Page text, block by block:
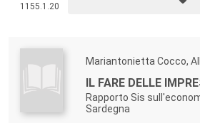
1155.1.20
Mariantonietta Cocco,
IL FARE DELLE
Rapporto Sis
Sardegna